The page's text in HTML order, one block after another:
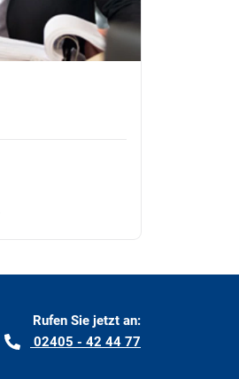
Rufen Sie jetzt an:
02405 - 42 44 77